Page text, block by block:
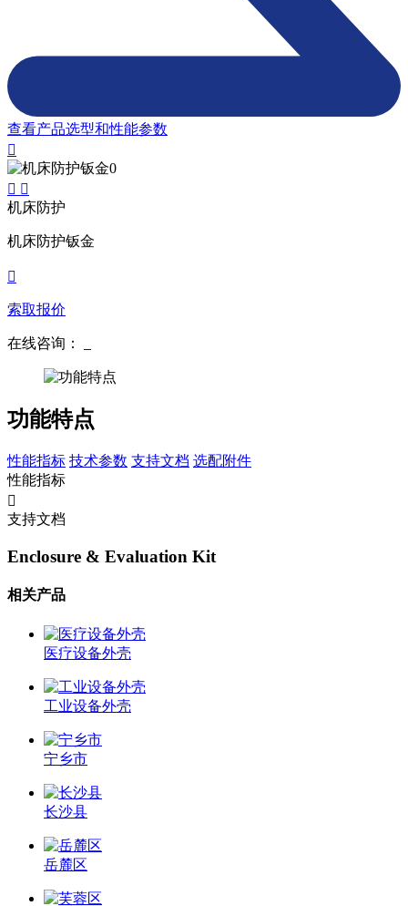
查看产品选型和性能参数
机床防护
机床防护钣金
索取报价
在线咨询：
功能特点
性能指标 技术参数 支持文档 选配附件
性能指标
支持文档
Enclosure & Evaluation Kit
相关产品
医疗设备外壳
工业设备外壳
宁乡市
长沙县
岳麓区